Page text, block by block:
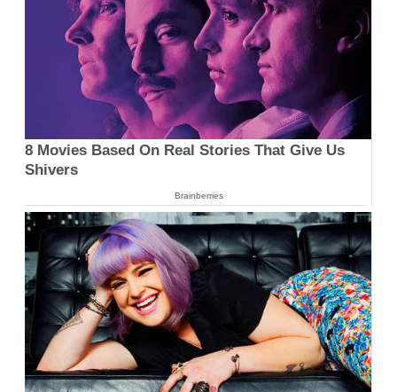
8 Movies Based On Real Stories That Give Us
Shivers
Brainberries